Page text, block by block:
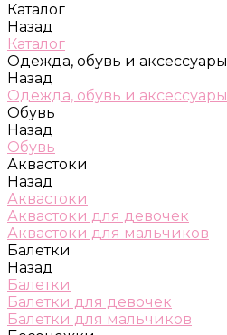
Каталог
Назад
Каталог
Одежда, обувь и аксессуары
Назад
Одежда, обувь и аксессуары
Обувь
Назад
Обувь
Аквастоки
Назад
Аквастоки
Аквастоки для девочек
Аквастоки для мальчиков
Балетки
Назад
Балетки
Балетки для девочек
Балетки для мальчиков